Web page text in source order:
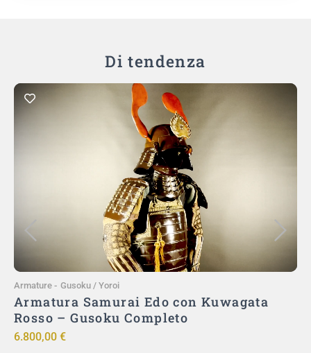
Di tendenza
Aggiungi al carrello
Armature - Gusoku / Yoroi
Armatura Samurai Edo con Kuwagata
Rosso – Gusoku Completo
6.800,00 €